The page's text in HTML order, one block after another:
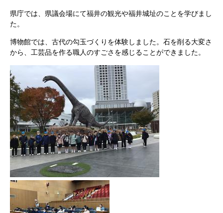
県庁では、県議会場にて福井の観光や福井城址のことを学びまし
た。
博物館では、古代の勾玉づくりを体験しました。石を削る大変さ
から、工芸品を作る職人のすごさを感じることができました。